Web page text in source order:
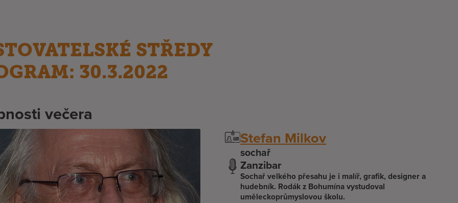
STŘEDY
30.3.2022
večera
Stefan Milkov
sochař
Zanzibar
Sochař velkého přesahu je i malíř, grafik, designer a
hudebník. Rodák z Bohumína vystudoval
uměleckoprůmyslovou školu.